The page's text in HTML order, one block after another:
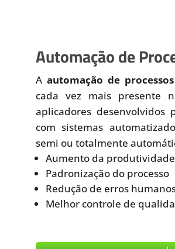
Automação de
A automação de
cada vez mais presente
aplicadores desenvolvidos
com sistemas
semi ou totalmente
Aumento da produtividade
Padronização do processo
Redução de erros
Melhor controle de